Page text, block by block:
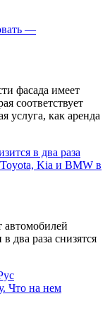
—
фасада имеет
соответствует
услуга, как аренда
Kia и BMW в
два раза снизятся
Что на нем